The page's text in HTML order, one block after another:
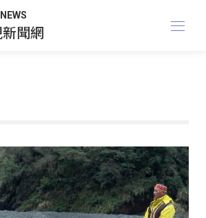
聞網